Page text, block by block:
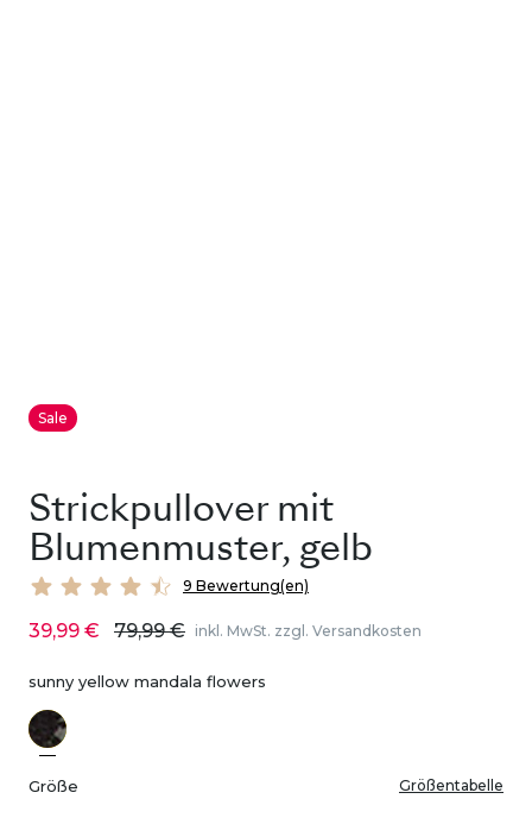
Sale
Strickpullover mit
Blumenmuster, gelb
9 Bewertung(en)
39,99 € 79,99 € inkl. MwSt. zzgl. Versandkosten
sunny yellow mandala flowers
Größe Größentabelle